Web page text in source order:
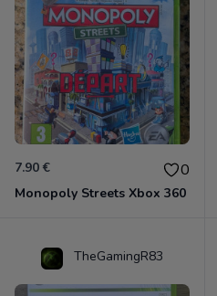
7.90 € 0
Monopoly Streets Xbox 360
TheGamingR83